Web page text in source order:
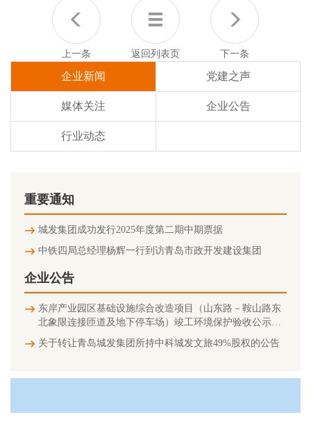
上一条 返回列表页 下一条
企业新闻 党建之声
媒体关注 企业公告
行业动态
重要通知
城发集团成功发行2025年度第二期中期票据
中铁四局总经理杨辉一行到访青岛市政开发建设集团
企业公告
东岸产业园区基础设施综合改造项目（山东路－鞍山路东
北象限连接匝道及地下停车场）竣工环境保护验收公示信
息
关于转让青岛城发集团所持中科城发文旅49%股权的公告